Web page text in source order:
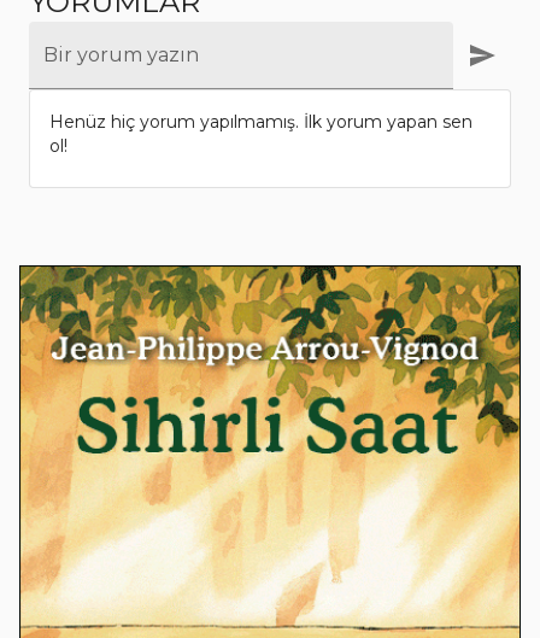
Bir yorum yazın
Henüz hiç yorum yapılmamış. İlk yorum yapan sen
ol!